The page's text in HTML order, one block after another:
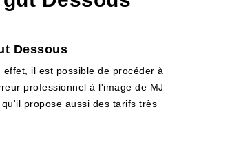
Dessous
il est possible de procéder à
professionnel à l'image de MJ
propose aussi des tarifs très